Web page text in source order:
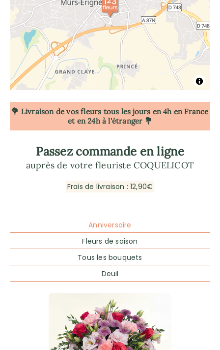
💐 Livraison de vos fleurs tous les jours en 4h en France
et en 24h à l'étranger 💐
Passez commande en ligne
auprès de votre fleuriste COQUELICOT
Frais de livraison : 12,90€
Anniversaire
Fleurs de saison
Tous les bouquets
Deuil